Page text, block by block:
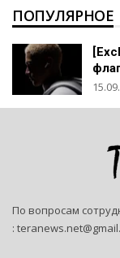
ПОПУЛЯРНОЕ
По вопросам
: